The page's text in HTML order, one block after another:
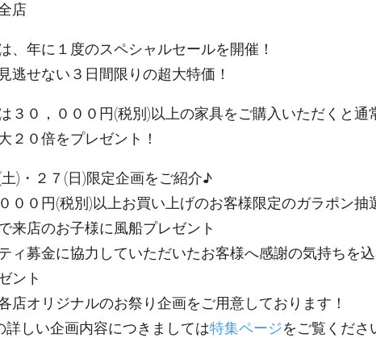
店
、年に１度のスペシャルセールを開催！
逃せない３日間限りの超大特価！
３０，０００円(税別)以上の家具をご購入いただくと通
２０倍をプレゼント！
土)・２７(日)限定企画をご紹介♪
００円(税別)以上お買い上げのお客様限定のガラポン抽
来店のお子様に風船プレゼント
ィ募金に協力していただいたお客様へ感謝の気持ちを
ント
店オリジナルのお祭り企画をご用意しております！
詳しい企画内容につきましては特集ページをご覧くださ